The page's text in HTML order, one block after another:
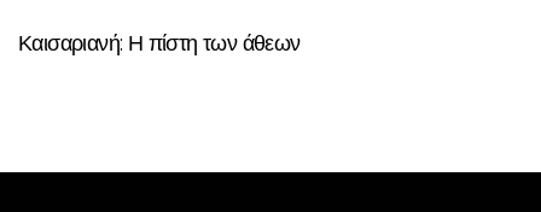
Καισαριανή: Η πίστη των άθεων